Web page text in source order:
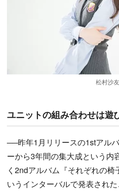
松村沙
ユニットの組み合わせは遊
──昨年1月リリースの1stアル
ーから3年間の集大成という内
く2ndアルバム『それぞれの
いうインターバルで発表され